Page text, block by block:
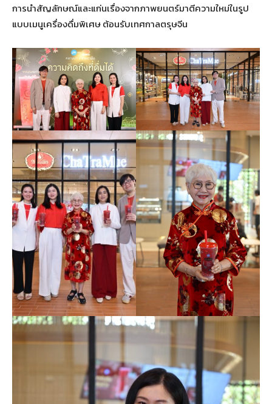
การนำสัญลักษณ์และแก่นเรื่องจากภาพยนตร์มาตีความใหม่ในรูป
แบบเมนูเครื่องดื่มพิเศษ ต้อนรับเทศกาลตรุษจีน